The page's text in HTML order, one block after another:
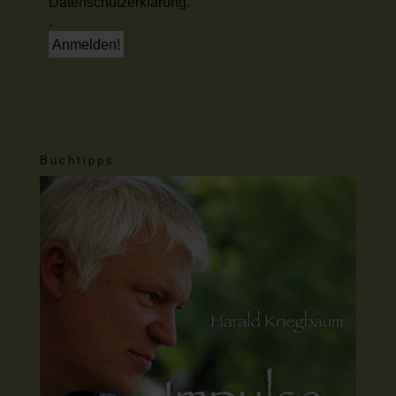
.
Buchtipps: